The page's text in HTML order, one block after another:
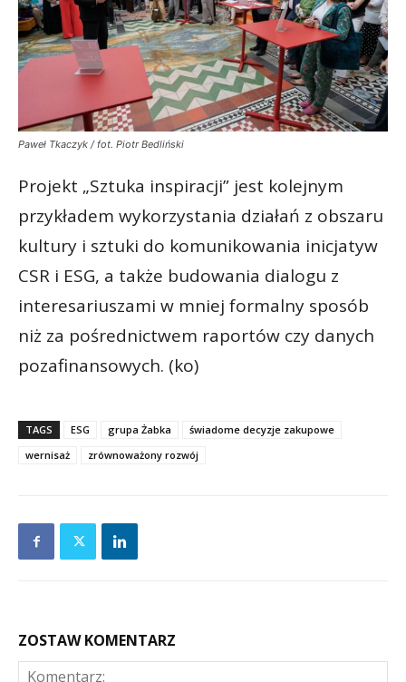
Paweł Tkaczyk / fot. Piotr Bedliński
Projekt „Sztuka inspiracji” jest kolejnym
przykładem wykorzystania działań z obszaru
kultury i sztuki do komunikowania inicjatyw
CSR i ESG, a także budowania dialogu z
interesariuszami w mniej formalny sposób
niż za pośrednictwem raportów czy danych
pozafinansowych. (ko)
TAGS ESG grupa Żabka
świadome decyzje zakupowe
wernisaż
zrównoważony rozwój
ZOSTAW KOMENTARZ